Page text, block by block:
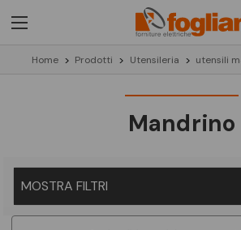
Home Prodotti Utensileria utensili
Mandrino
MOSTRA FILTRI